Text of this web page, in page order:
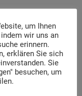
„Die Muna
diesjährige
um Ihnen
wir uns an
erinnern.
erklären Sie sich
Sie
besuchen, um